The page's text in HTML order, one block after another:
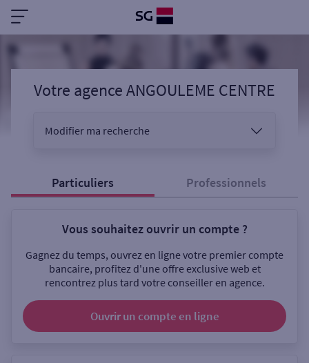
Votre agence ANGOULEME CENTRE
Modifier ma recherche
Sélectionnez votre recherche
Ouverte le samedi
Ouverte le lundi
Particuliers Professionnels
Vous souhaitez ouvrir un compte ?
Gagnez du temps, ouvrez en ligne votre premier compte
bancaire, profitez d'une offre exclusive web et
rencontrez plus tard votre conseiller en agence.
Ouvrir un compte en ligne